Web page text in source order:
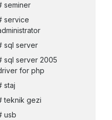
seminer
service
sql server
sql server 2005
for php
staj
teknik gezi
usb